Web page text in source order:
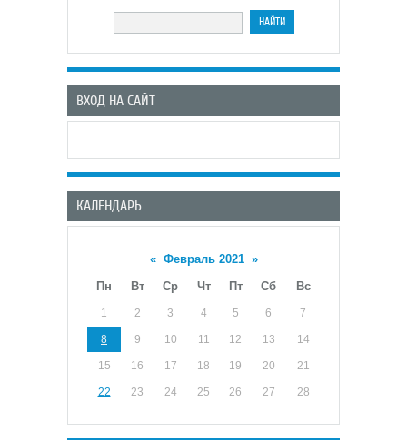
ВХОД НА САЙТ
КАЛЕНДАРЬ
« Февраль 2021 »
Пн
Вт Ср Чт Пт Сб Вс
1 2 3 4 5 6 7
8 9 10 11 12 13 14
15 16 17 18 19 20 21
22 23 24 25 26 27 28